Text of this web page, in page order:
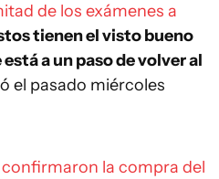
de los exámenes a
tienen el visto bueno
a un paso de volver al
el pasado miércoles
la compra del